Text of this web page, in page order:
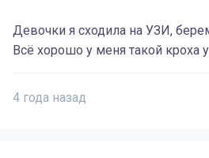
Девочки я сходила на УЗИ,
Всё хорошо у меня такой кроха
4 года назад